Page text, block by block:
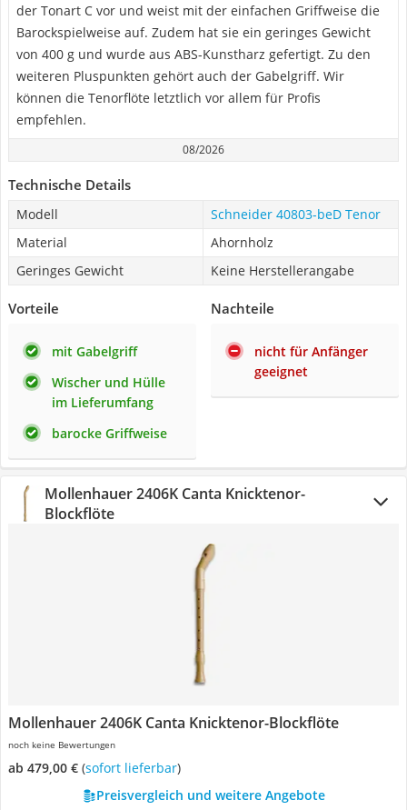
der Tonart C vor und weist mit der einfachen Griffweise die
Barockspielweise auf. Zudem hat sie ein geringes Gewicht
von 400 g und wurde aus ABS-Kunstharz gefertigt. Zu den
weiteren Pluspunkten gehört auch der Gabelgriff. Wir
können die Tenorflöte letztlich vor allem für Profis
empfehlen.
08/2026
Technische Details
Modell
Schneider 40803-beD Tenor
Material
Ahornholz
Geringes Gewicht
Keine Herstellerangabe
Vorteile
mit Gabelgriff
Wischer und Hülle
im Lieferumfang
barocke Griffweise
Nachteile
nicht für Anfänger
geeignet
Mollenhauer 2406K Canta Knicktenor-
Blockflöte
Mollenhauer 2406K Canta Knicktenor-Blockflöte
noch keine Bewertungen
ab 479,00 € ( Sofort lieferbar)
Preisvergleich und weitere Angebote